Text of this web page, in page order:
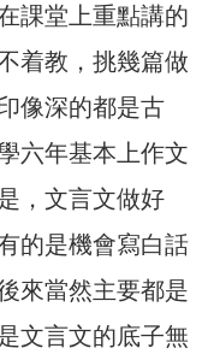
課堂上重點講的
着教，挑幾篇做
像深的都是古
六年基本上作文
，文言文做好
的是機會寫白話
來當然主要都是
文言文的底子無